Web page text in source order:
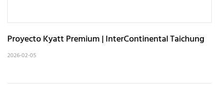
Proyecto Kyatt Premium | InterContinental Taichung
2026-02-05